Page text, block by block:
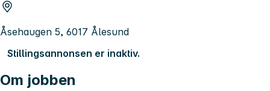
Åsehaugen 5, 6017 Ålesund
Stillingsannonsen er inaktiv.
Om jobben